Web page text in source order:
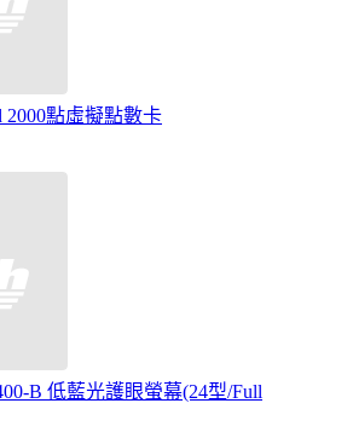
2000點虛擬點數卡
B 低藍光護眼螢幕(24型/Full